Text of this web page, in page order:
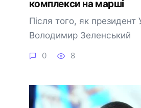
комплекси на марші
Після того, як президент
Володимир Зеленський
0 8